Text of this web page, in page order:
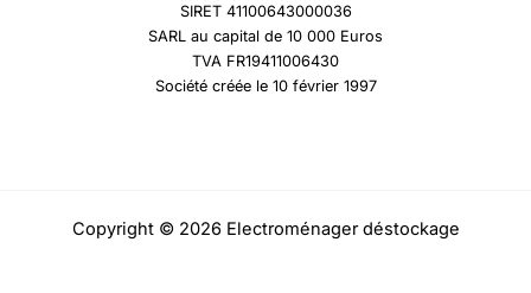
SIRET 41100643000036
SARL au capital de 10 000 Euros
TVA FR19411006430
Société créée le 10 février 1997
Copyright © 2026 Electroménager déstockage